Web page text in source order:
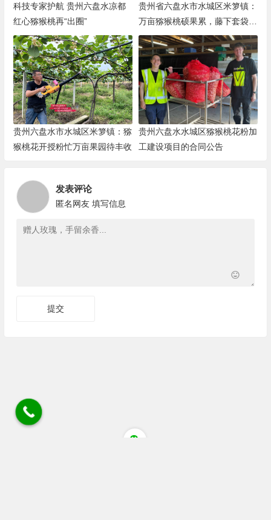
科技专家护航 贵州六盘水凉都
红心猕猴桃再“出圈”
贵州省六盘水市水城区米箩镇：
万亩猕猴桃硕果累，藤下套袋管
护忙
贵州六盘水市水城区米箩镇：猕
猴桃花开授粉忙万亩果园待丰收
贵州六盘水水城区猕猴桃花粉加
工建设项目的合同公告
发表评论
匿名网友 填写信息